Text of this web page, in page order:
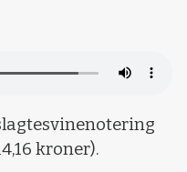
kroner).